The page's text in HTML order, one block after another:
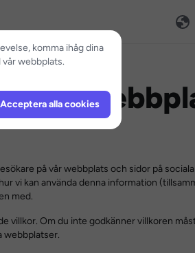
för
på vår webbplats och sidor på
vi kan använda denna information
med.
villkor. Om du inte godkänner villkoren
webbplatser.
komma ihåg dina
webbplats.
Acceptera alla cookies